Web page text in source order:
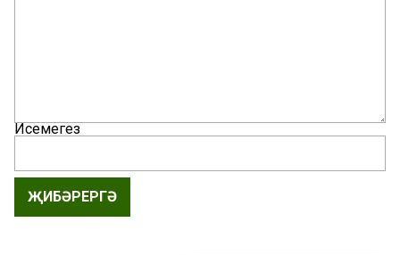
Исемегез
ҖИБӘРЕРГӘ